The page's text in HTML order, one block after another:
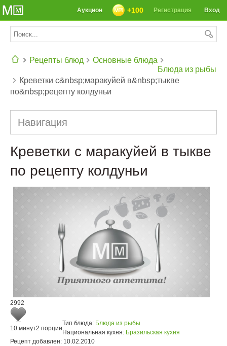
СЕГОДНЯ: 39142 РЕЦЕПТА
Вход
Регистрация
+100
Аукцион
Рецепты блюд
Основные блюда
Блюда из рыбы
Креветки с&nbsp;маракуйей в&nbsp;тыкве
по&nbsp;рецепту колдуньи
Навигация
Креветки с маракуйей в тыкве
по рецепту колдуньи
2992
10 минут2 порции
Тип блюда: Блюда из рыбы
Национальная кухня: Бразильская кухня
Рецепт добавлен: 10.02.2010